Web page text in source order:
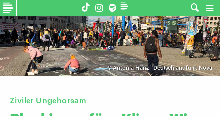
©Antonia Franz | Deutschlandfunk Nova
Ziviler Ungehorsam